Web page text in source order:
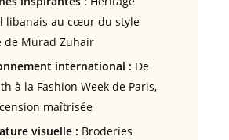
libanais au cœur du style
de Murad Zuhair
international : De
à la Fashion Week de Paris,
maîtrisée
visuelle : Broderies